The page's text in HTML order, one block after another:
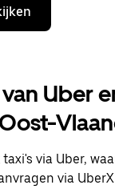
Uber
via Uber,
via